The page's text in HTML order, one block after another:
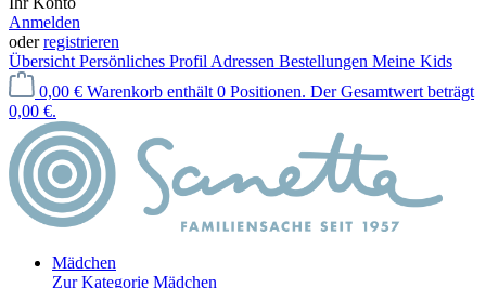
Anmelden
oderregistrieren
Übersicht Persönliches Profil Adressen Bestellungen Meine Kids
0,00 € Warenkorb enthält 0 Positionen. Der Gesamtwert beträgt
0,00 €.
Mädchen
Zur Kategorie Mädchen